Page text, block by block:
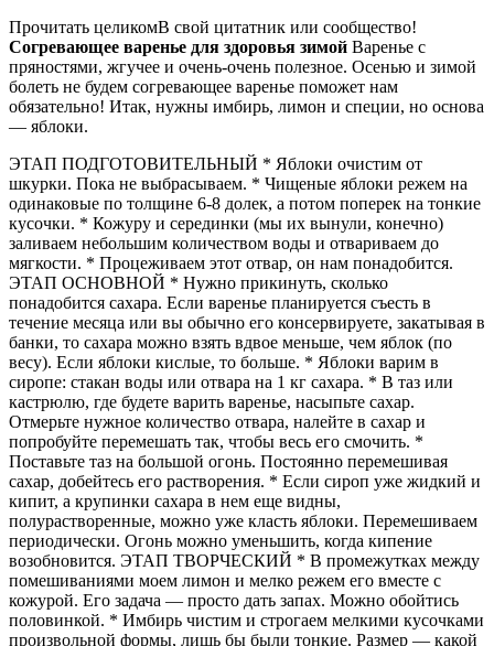
Прочитать целикомВ свой цитатник или сообщество!
Согревающее варенье для здоровья зимой Варенье с
пряностями, жгучее и очень-очень полезное. Осенью и зимой
болеть не будем согревающее варенье поможет нам
обязательно! Итак, нужны имбирь, лимон и специи, но основа
— яблоки.
ЭТАП ПОДГОТОВИТЕЛЬНЫЙ * Яблоки очистим от
шкурки. Пока не выбрасываем. * Чищеные яблоки режем на
одинаковые по толщине 6-8 долек, а потом поперек на тонкие
кусочки. * Кожуру и серединки (мы их вынули, конечно)
заливаем небольшим количеством воды и отвариваем до
мягкости. * Процеживаем этот отвар, он нам понадобится.
ЭТАП ОСНОВНОЙ * Нужно прикинуть, сколько
понадобится сахара. Если варенье планируется съесть в
течение месяца или вы обычно его консервируете, закатывая в
банки, то сахара можно взять вдвое меньше, чем яблок (по
весу). Если яблоки кислые, то больше. * Яблоки варим в
сиропе: стакан воды или отвара на 1 кг сахара. * В таз или
кастрюлю, где будете варить варенье, насыпьте сахар.
Отмерьте нужное количество отвара, налейте в сахар и
попробуйте перемешать так, чтобы весь его смочить. *
Поставьте таз на большой огонь. Постоянно перемешивая
сахар, добейтесь его растворения. * Если сироп уже жидкий и
кипит, а крупинки сахара в нем еще видны,
полурастворенные, можно уже класть яблоки. Перемешиваем
периодически. Огонь можно уменьшить, когда кипение
возобновится. ЭТАП ТВОРЧЕСКИЙ * В промежутках между
помешиваниями моем лимон и мелко режем его вместе с
кожурой. Его задача — просто дать запах. Можно обойтись
половинкой. * Имбирь чистим и строгаем мелкими кусочками
произвольной формы, лишь бы были тонкие. Размер — какой